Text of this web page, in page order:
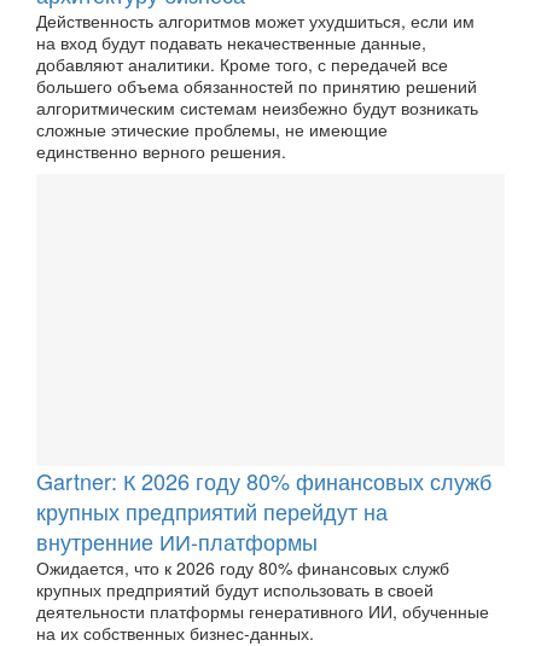
Действенность алгоритмов может ухудшиться, если им
на вход будут подавать некачественные данные,
добавляют аналитики. Кроме того, с передачей все
большего объема обязанностей по принятию решений
алгоритмическим системам неизбежно будут возникать
сложные этические проблемы, не имеющие
единственно верного решения.
Gartner: К 2026 году 80% финансовых служб
крупных предприятий перейдут на
внутренние ИИ-платформы
Ожидается, что к 2026 году 80% финансовых служб
крупных предприятий будут использовать в своей
деятельности платформы генеративного ИИ, обученные
на их собственных бизнес-данных.